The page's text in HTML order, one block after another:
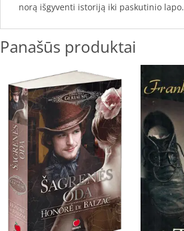
norą išgyventi istoriją iki paskutinio lapo.
Panašūs produktai